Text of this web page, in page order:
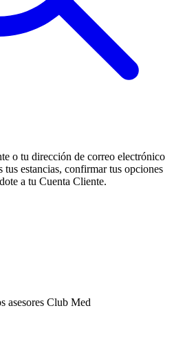
o tu dirección de correo electrónico
tus estancias, confirmar tus opciones
a tu Cuenta Cliente.
asesores Club Med